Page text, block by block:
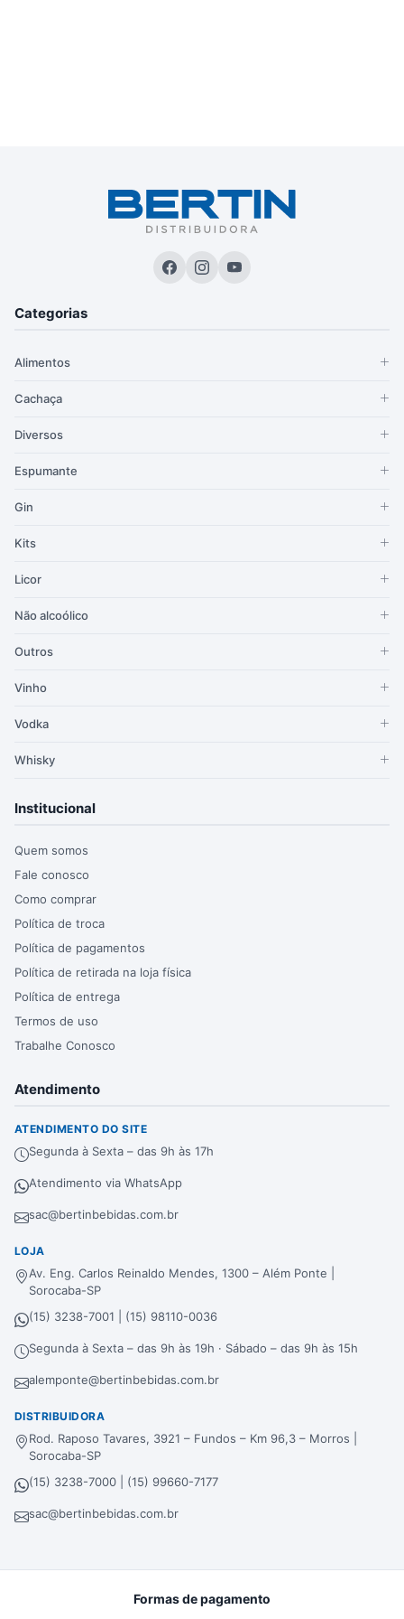
Categorias
Alimentos
Cachaça
Diversos
Espumante
Gin
Kits
Licor
Não alcoólico
Outros
Vinho
Vodka
Whisky
Institucional
Quem somos
Fale conosco
Como comprar
Política de troca
Política de pagamentos
Política de retirada na loja física
Política de entrega
Termos de uso
Trabalhe Conosco
Atendimento
ATENDIMENTO DO SITE
Segunda à Sexta – das 9h às 17h
Atendimento via WhatsApp
sac@bertinbebidas.com.br
LOJA
Av. Eng. Carlos Reinaldo Mendes, 1300 – Além Ponte |
Sorocaba-SP
(15) 3238-7001 | (15) 98110-0036
Segunda à Sexta – das 9h às 19h · Sábado – das 9h às 15h
alemponte@bertinbebidas.com.br
DISTRIBUIDORA
Rod. Raposo Tavares, 3921 – Fundos – Km 96,3 – Morros |
Sorocaba-SP
(15) 3238-7000 | (15) 99660-7177
sac@bertinbebidas.com.br
Formas de pagamento